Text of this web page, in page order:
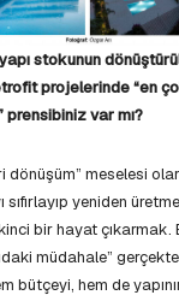
stokunun
projelerinde “en
prensibiniz var mı?
dönüşüm” meselesi
sıfırlayıp yeniden
bir hayat çıkarmak.
müdahale”
bütçeyi, hem de